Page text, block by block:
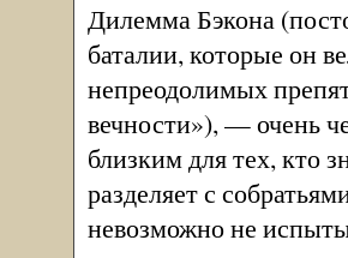
Дилемма Бэкона
баталии, которые он
непреодолимых
вечности»), — очень
близким для тех, кто
разделяет с
невозможно не